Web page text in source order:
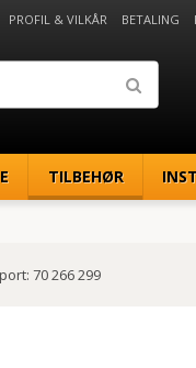
PROFIL & VILKÅR BETALING
TILBEHØR
70 266 299